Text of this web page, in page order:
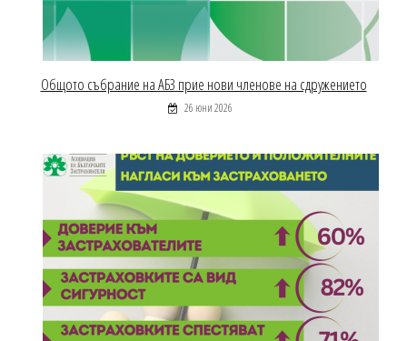
Общото събрание на АБЗ прие нови членове на сдружението
26 юни 2026